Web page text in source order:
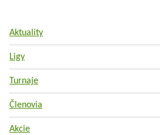
Aktuality
Ligy
Turnaje
Členovia
Akcie